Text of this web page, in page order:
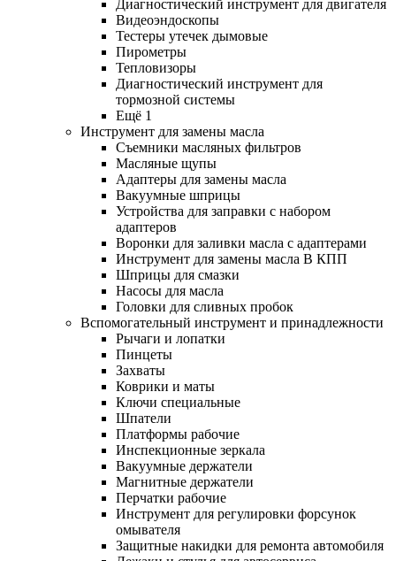
Диагностический инструмент для двигателя
Видеоэндоскопы
Тестеры утечек дымовые
Пирометры
Тепловизоры
Диагностический инструмент для
тормозной системы
Ещё 1
Инструмент для замены масла
Съемники масляных фильтров
Масляные щупы
Адаптеры для замены масла
Вакуумные шприцы
Устройства для заправки с набором
адаптеров
Воронки для заливки масла с адаптерами
Инструмент для замены масла В КПП
Шприцы для смазки
Насосы для масла
Головки для сливных пробок
Вспомогательный инструмент и принадлежности
Рычаги и лопатки
Пинцеты
Захваты
Коврики и маты
Ключи специальные
Шпатели
Платформы рабочие
Инспекционные зеркала
Вакуумные держатели
Магнитные держатели
Перчатки рабочие
Инструмент для регулировки форсунок
омывателя
Защитные накидки для ремонта автомобиля